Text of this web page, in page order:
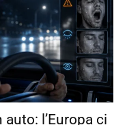
l’Europa ci